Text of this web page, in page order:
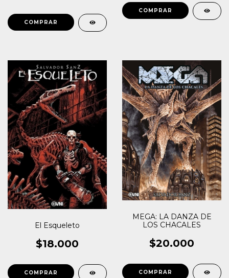
El Esqueleto
$18.000
MEGA: LA DANZA DE
LOS CHACALES
$20.000